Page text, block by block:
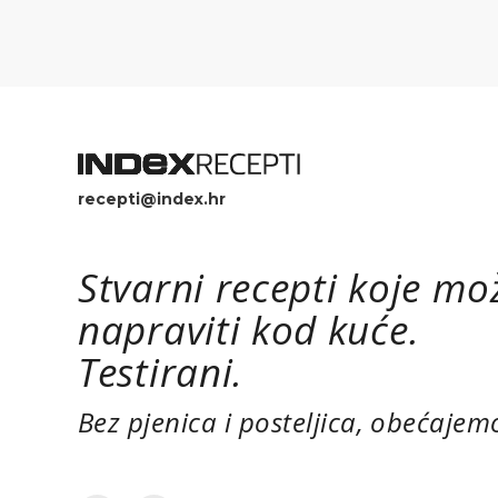
recepti@index.hr
Stvarni recepti koje
napraviti kod kuće.
Testirani.
Bez pjenica i posteljica,